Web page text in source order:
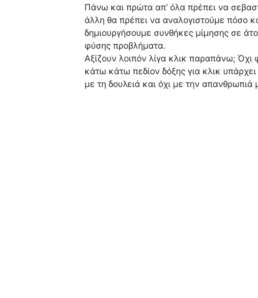
Πάνω και πρώτα απ’ όλα πρέπει να
άλλη θα πρέπει να αναλογιστούμε πόσο
δημιουργήσουμε συνθήκες μίμησης σε
φύσης προβλήματα.
Αξίζουν λοιπόν λίγα κλικ παραπάνω;
κάτω κάτω πεδίον δόξης για κλικ
με τη δουλειά και όχι με την απανθρωπιά